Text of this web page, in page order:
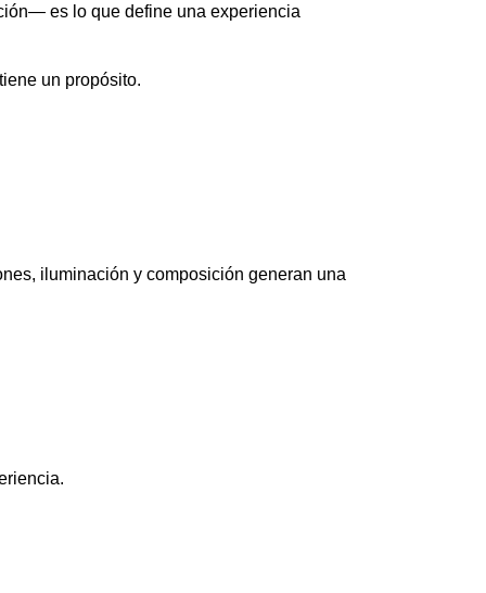
es lo que define una experiencia
un propósito.
iluminación y composición generan una